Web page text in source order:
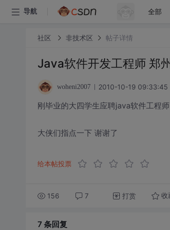
导航 全部
社区 非技术区 帖子详情
Java软件开发工程师 郑
woheni2007 2010-10-19 09:33:45
刚毕业的大四学生应聘java软件工程
大侠们指点一下 谢谢了
给本帖投票
156 7 打赏 收
7 条回复